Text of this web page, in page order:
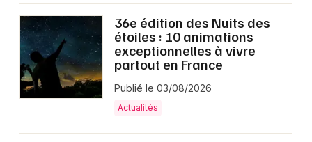
36e édition des Nuits des
étoiles : 10 animations
exceptionnelles à vivre
partout en France
Publié le 03/08/2026
Actualités